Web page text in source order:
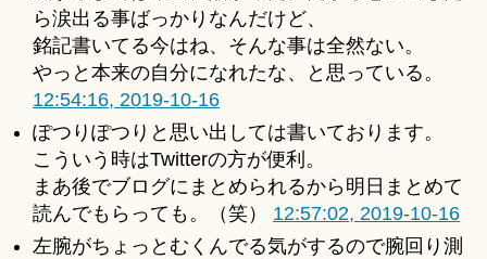
ら涙出る事ばっかりなんだけど、
銘記書いてる今はね、そんな事は全然ない。
やっと本来の自分になれたな、と思っている。
12:54:16, 2019-10-16
ぽつりぽつりと思い出しては書いております。
こういう時はTwitterの方が便利。
まあ後でブログにまとめられるから明日まとめて
読んでもらっても。（笑） 12:57:02, 2019-10-16
左腕がちょっとむくんでる気がするので腕回り測